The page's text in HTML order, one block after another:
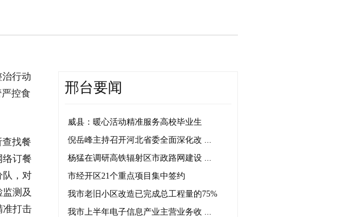
行动
控食
找餐
络订餐
队，对
测及
准打击
邢台要闻
威县：暖心活动精准服务高校毕业生
倪岳峰主持召开河北省委全面深化改 ...
杨猛在调研高铁辐射区市政路网建设 ...
市经开区21个重点项目集中签约
我市老旧小区改造已完成总工程量的75%
我市上半年电子信息产业主营业务收 ...